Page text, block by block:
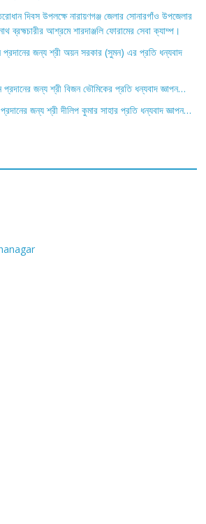
দিবস উপলক্ষে নারায়ণগঞ্জ জেলার সোনারগাঁও উপজেলার
ব্রহ্মচারীর আশ্রমে শারদাঞ্জলি ফোরামের সেবা ক্যাম্প।
প্রদানের জন্য শ্রী অয়ন সরকার (সুমন) এর প্রতি ধন্যবাদ
প্রদানের জন্য শ্রী বিজন ভৌমিকের প্রতি ধন্যবাদ জ্ঞাপন…
জন্য শ্রী দীলিপ কুমার সাহার প্রতি ধন্যবাদ জ্ঞাপন…